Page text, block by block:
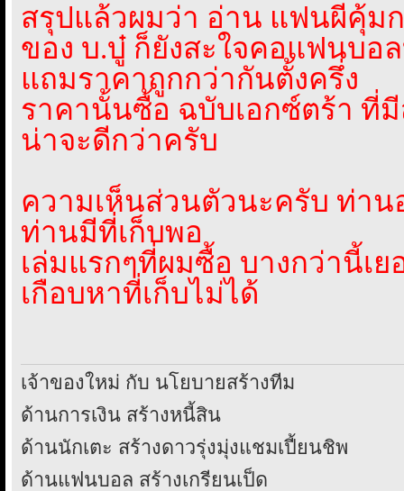
สรุปแล้วผมว่า อ่าน แฟนผีคุ้ม
ของ บ.บู๋ ก็ยังสะใจคอแฟนบอ
แถมราคาถูกกว่ากันตั้งครึ่ง
ราคานั้นซื้อ ฉบับเอกซ์ตร้า ที่
น่าจะดีกว่าครับ
ความเห็นส่วนตัวนะครับ ท่าน
ท่านมีที่เก็บพอ
เล่มแรกๆที่ผมซื้อ บางกว่านี้เ
เกือบหาที่เก็บไม่ได้
เจ้าของใหม่ กับ นโยบายสร้างทีม
ด้านการเงิน สร้างหนี้สิน
ด้านนักเตะ สร้างดาวรุ่งมุ่งแชมเปี้ยนชิพ
ด้านแฟนบอล สร้างเกรียนเป็ด